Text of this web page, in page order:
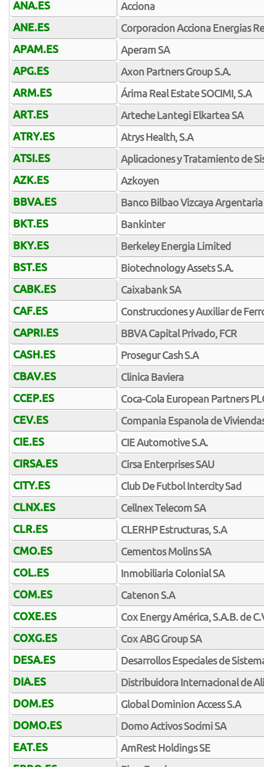
ANA.ES
Acciona
ANE.ES
Corporacion Acciona Energias
APAM.ES
Aperam SA
APG.ES
Axon Partners Group S.A.
ARM.ES
Árima Real Estate SOCIMI, S.A
ART.ES
Arteche Lantegi Elkartea SA
ATRY.ES
Atrys Health, S.A
ATSI.ES
Aplicaciones y Tratamiento de
AZK.ES
Azkoyen
BBVA.ES
Banco Bilbao Vizcaya Argentaria
BKT.ES
Bankinter
BKY.ES
Berkeley Energia Limited
BST.ES
Biotechnology Assets S.A.
CABK.ES
Caixabank SA
CAF.ES
Construcciones y Auxiliar de
CAPRI.ES
BBVA Capital Privado, FCR
CASH.ES
Prosegur Cash S.A
CBAV.ES
Clinica Baviera
CCEP.ES
Coca-Cola European Partners
CEV.ES
Compania Espanola de
CIE.ES
CIE Automotive S.A.
CIRSA.ES
Cirsa Enterprises SAU
CITY.ES
Club De Futbol Intercity Sad
CLNX.ES
Cellnex Telecom SA
CLR.ES
CLERHP Estructuras, S.A
CMO.ES
Cementos Molins SA
COL.ES
Inmobiliaria Colonial SA
COM.ES
Catenon S.A
COXE.ES
Cox Energy América, S.A.B. de
COXG.ES
Cox ABG Group SA
DESA.ES
Desarrollos Especiales de
DIA.ES
Distribuidora Internacional de
DOM.ES
Global Dominion Access S.A
DOMO.ES
Domo Activos Socimi SA
EAT.ES
AmRest Holdings SE